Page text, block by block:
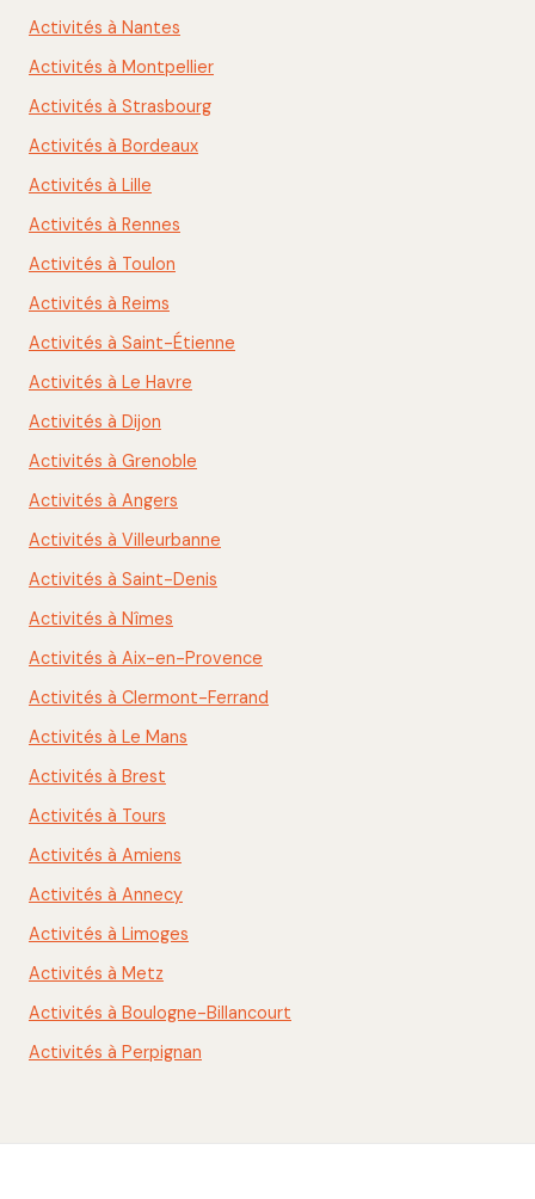
Activités à Nantes
Activités à Montpellier
Activités à Strasbourg
Activités à Bordeaux
Activités à Lille
Activités à Rennes
Activités à Toulon
Activités à Reims
Activités à Saint-Étienne
Activités à Le Havre
Activités à Dijon
Activités à Grenoble
Activités à Angers
Activités à Villeurbanne
Activités à Saint-Denis
Activités à Nîmes
Activités à Aix-en-Provence
Activités à Clermont-Ferrand
Activités à Le Mans
Activités à Brest
Activités à Tours
Activités à Amiens
Activités à Annecy
Activités à Limoges
Activités à Metz
Activités à Boulogne-Billancourt
Activités à Perpignan